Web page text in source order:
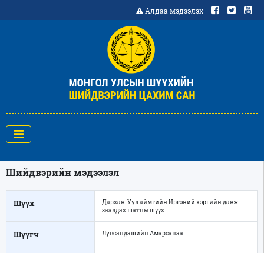
Алдаа мэдээлэх
Шийдвэрийн мэдээлэл
Шүүх
Дархан-Уул аймгийн Иргэний хэргийн давж
заалдах шатны шүүх
Шүүгч Лувсандашийн Амарсанаа